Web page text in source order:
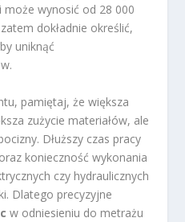
wynosić od 28 000
dokładnie określić,
uniknąć
pamiętaj, że większa
zużycie materiałów, ale
Dłuższy czas pracy
konieczność wykonania
czy hydraulicznych
Dlatego precyzyjne
w odniesieniu do metrażu